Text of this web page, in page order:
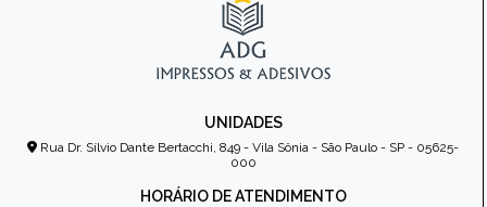
UNIDADES
Rua Dr. Sílvio Dante Bertacchi, 849 - Vila Sônia - São Paulo - SP - 05625-
000
HORÁRIO DE ATENDIMENTO